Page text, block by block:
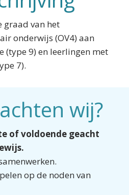
graad van het
onderwijs (OV4) aan
(type 9) en leerlingen met
7).
wij?
of voldoende geacht
op de noden van